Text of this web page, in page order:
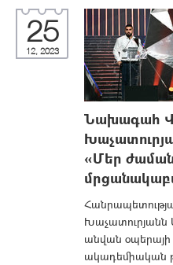
25
12, 2023
Նախագահ
«Մեր
Խաչատուրյանն
անվան
ակադեմիական